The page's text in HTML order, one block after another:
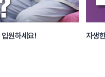
원하세요!